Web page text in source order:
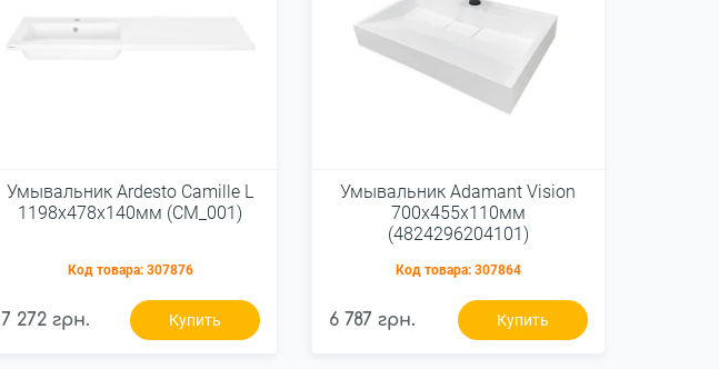
Умывальник Ardesto Camille L
1198x478x140мм (CM_001)
Код товара: 307876
7 272 грн. Купить
Умывальник Adamant Vision
700х455х110мм
(4824296204101)
Код товара: 307864
6 787 грн. Купить